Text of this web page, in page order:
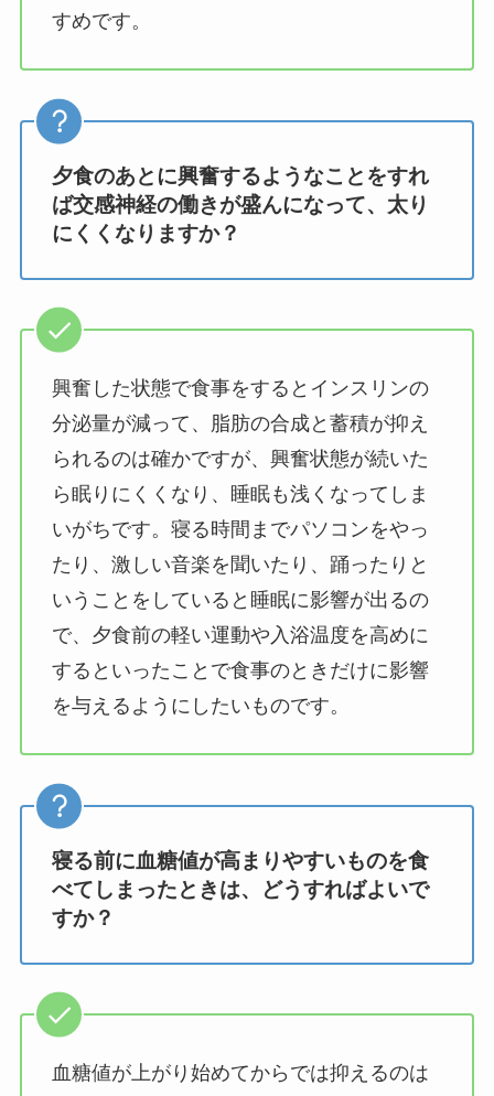
すめです。
夕食のあとに興奮するようなことをすれ
ば交感神経の働きが盛んになって、太り
にくくなりますか？
興奮した状態で食事をするとインスリンの
分泌量が減って、脂肪の合成と蓄積が抑え
られるのは確かですが、興奮状態が続いた
ら眠りにくくなり、睡眠も浅くなってしま
いがちです。寝る時間までパソコンをやっ
たり、激しい音楽を聞いたり、踊ったりと
いうことをしていると睡眠に影響が出るの
で、夕食前の軽い運動や入浴温度を高めに
するといったことで食事のときだけに影響
を与えるようにしたいものです。
寝る前に血糖値が高まりやすいものを食
べてしまったときは、どうすればよいで
すか？
血糖値が上がり始めてからでは抑えるのは